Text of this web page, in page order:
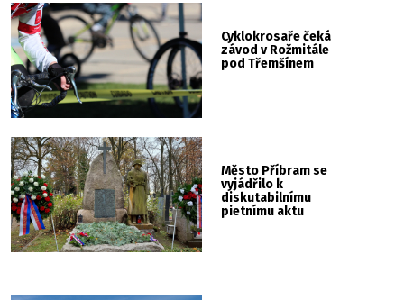
Cyklokrosaře čeká
závod v Rožmitále
pod Třemšínem
Město Příbram se
vyjádřilo k
diskutabilnímu
pietnímu aktu